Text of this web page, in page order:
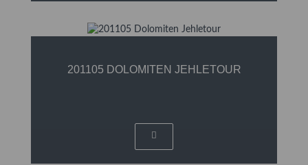
201105 DOLOMITEN JEHLETOUR